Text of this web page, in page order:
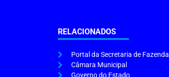
RELACIONADOS
Portal da Secretaria de Fazenda
Câmara Municipal
Governo do Estado